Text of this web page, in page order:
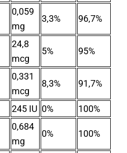
0,059
mg
3,3% 96,7%
24,8
mcg
5% 95%
0,331
mcg
8,3% 91,7%
245 IU 0% 100%
0,684
mg
0% 100%